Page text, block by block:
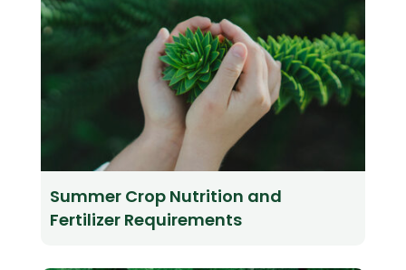
Summer Crop Nutrition and
Fertilizer Requirements